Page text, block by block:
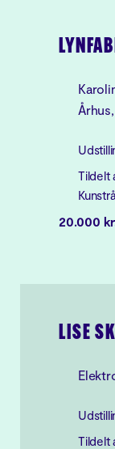
Tildelt
20.000
LISE
Tildelt